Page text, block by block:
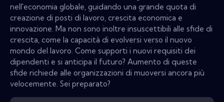
nell'economia globale, guidando una grande quota di
creazione di posti di lavoro, crescita economica e
innovazione. Ma non sono inoltre insuscettibili alle sfide di
crescita, come la capacità di evolversi verso il nuovo
mondo del lavoro. Come supporti i nuovi requisiti dei
dipendenti e si anticipa il futuro? Aumento di queste
sfide richiede alle organizzazioni di muoversi ancora più
velocemente. Sei preparato?